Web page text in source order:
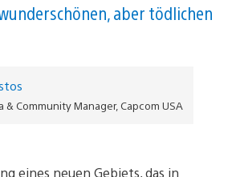
aber tödlichen
& Community Manager, Capcom USA
eines neuen Gebiets, das in